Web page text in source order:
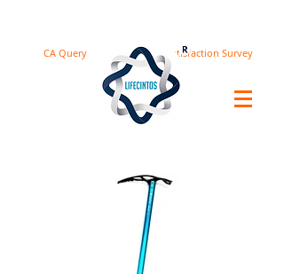
Satisfaction Survey
CA Query